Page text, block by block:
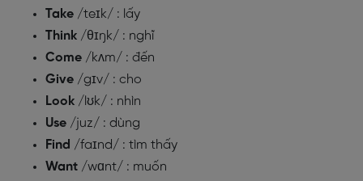
Take /teɪk/ : lấy
Think /θɪŋk/ : nghĩ
Come /kʌm/ : đến
Give /gɪv/ : cho
Look /lʊk/ : nhìn
Use /juz/ : dùng
Find /faɪnd/ : tìm thấy
Want /wɑnt/ : muốn